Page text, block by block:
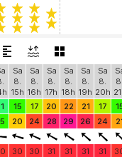
Sa
8.
15h
Sa
8.
16h
Sa
8.
17h
Sa
8.
18h
Sa
8.
19h
Sa
8.
20h
15 17 20 22 21 17
20 24 28 29 26 24
30 30 31 31 31 31